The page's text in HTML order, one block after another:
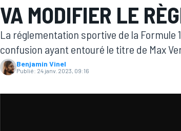
VA MODIFIER LE
La réglementation sportive de la Formule
confusion ayant entouré le titre de Max
Benjamin Vinel
Publié: 24 janv. 2023, 09:16